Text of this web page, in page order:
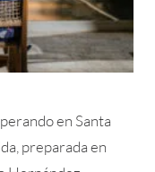
en Santa
preparada en